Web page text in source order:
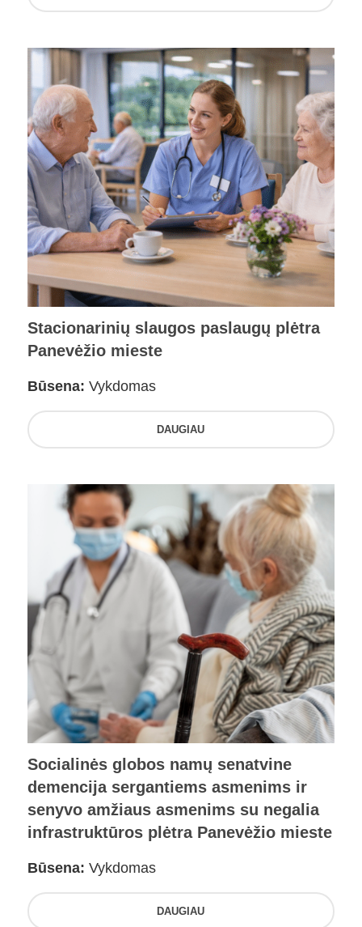
Stacionarinių slaugos paslaugų plėtra
Panevėžio mieste
Būsena: Vykdomas
DAUGIAU
Socialinės globos namų senatvine
demencija sergantiems asmenims ir
senyvo amžiaus asmenims su negalia
infrastruktūros plėtra Panevėžio mieste
Būsena: Vykdomas
DAUGIAU